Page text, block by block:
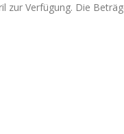
Verfügung. Die